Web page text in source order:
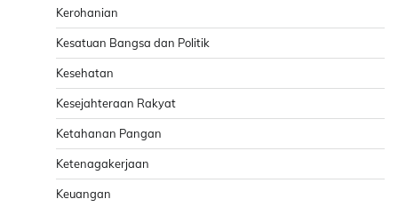
Kerohanian
Kesatuan Bangsa dan Politik
Kesehatan
Kesejahteraan Rakyat
Ketahanan Pangan
Ketenagakerjaan
Keuangan